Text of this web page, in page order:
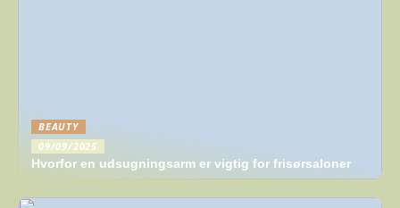
BEAUTY
09/09/2025
Hvorfor en udsugningsarm er vigtig for frisørsaloner